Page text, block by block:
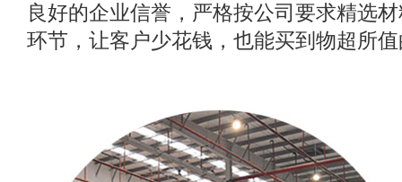
良好的企业信誉，严格按公司要求精选
环节，让客户少花钱，也能买到物超所